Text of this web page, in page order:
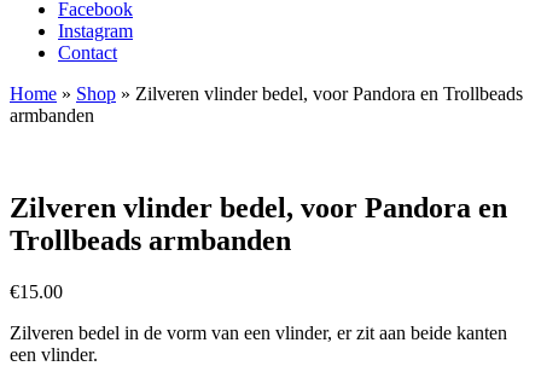
Facebook
Instagram
Contact
Home » Shop » Zilveren vlinder bedel, voor Pandora en Trollbeads
armbanden
Zilveren vlinder bedel, voor Pandora en
Trollbeads armbanden
€15.00
Zilveren bedel in de vorm van een vlinder, er zit aan beide kanten
een vlinder.